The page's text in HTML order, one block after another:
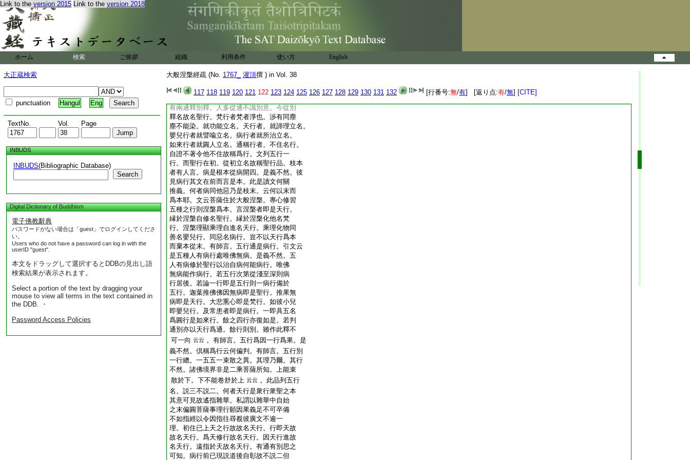
Link to the version 2015 Link to the version 2018
ホーム 検索 ご挨拶 組織 利用条件 使い方 English
大正蔵検索
punctuation Hangul Eng
TextNo. Vol. Page
INBUDS
INBUDS(Bibliographic Database)
Search
Digital Dictionary of Buddhism
電子佛教辭典
パスワードがない場合は「guest」でログインしてくださ
い。
Users who do not have a password can log in with the
userID "guest".
本文をドラッグして選択するとDDBの見出し語
検索結果が表示されます。
Select a portion of the text by dragging your
mouse to view all terms in the text contained in
the DDB. ・
Password Access Policies
大般涅槃經疏 (No. 1767_ 灌頂撰 ) in Vol. 38
117 118 119 120 121 122 123 124 125 126 127 128 129 130 131 132 [行番号:無/有] [返り点:有/無] [CITE]
分布舍利。若取斯義善成次第。次釋名者。文
云聖者諸佛菩薩之所行故。故名聖行。此含
兩意。菩薩所行即次第行。諸佛所行即非次
第。乃是復有一行是如來行通稱聖行。其義
未顯今當別釋。何者聖名爲正菩薩所行前
淺後深。眞不知俗俗不知中。偏而非正但通
稱聖行未爲別意。若復有一行是如來行。一
行一切行。一智一切智。故知圓行名正名聖。
故上文云是大乘經名爲佛乘。如是佛乘最
勝最上圓根性人行於佛乘修如來行。法華
有兩通釋別釋。人多從通不識別意。今從別
釋名故名聖行。梵行者梵者淨也。渉有同塵
塵不能染。就功能立名。天行者。就諦理立名。
嬰兒行者就譬喩立名。病行者就所治立名。
如來行者就圓人立名。通稱行者。不住名行。
自證不著令他不住故稱爲行。文列五行一
行。而聖行在初。從初立名故稱聖行品。枝本
者有人言。病是根本從病開四。是義不然。彼
見病行其文在前而言是本。此是讀文何關
推義。何者病同他惡乃是枝末。云何以末而
爲本耶。文云菩薩住於大般涅槃。專心修習
五種之行則涅槃爲本。言涅槃者即是天行。
縁於涅槃自修名聖行。縁於涅槃化他名梵
行。涅槃理顯乘理自進名天行。乘理化物同
善名嬰兒行。同惡名病行。豈不以天行爲本
而棄本從末。有師言。五行通是病行。引文云
是五種人有病行處唯佛無病。是義不然。五
人有病修於聖行以治自病何能病行。唯佛
無病能作病行。若五行次第從淺至深則病
行居後。若論一行即是五行則一病行備於
五行。迦葉推佛佛因無病即是聖行。推果無
病即是天行。大悲熏心即是梵行。如彼小兒
即嬰兒行。及常患者即是病行。一即具五名
爲圓行是如來行。餘之四行亦復如是。若判
通別亦以天行爲通。餘行則別。雖作此釋不
可一向 云云 。有師言。五行爲因一行爲果。是
義不然。倶稱爲行云何偏判。有師言。五行別
一行總。一五五一束散之異。其理乃爾。其行
不然。諸佛境界非是二乘菩薩所知。上能束
散於下。下不能卷舒於上 云云 。此品列五行
名。説三不説二。何者天行是衆行衆聖之本
其意可見故遙指雜華。私謂以雜華中自始
之末偏圓菩薩事理行願因果義足不可卒備
不如指經以令因指往尋覩彼廣文不逾一
理。初住已上天之行故故名天行。行即天故
故名天行。爲天修行故名天行。因天行進故
名天行。遠指於天故名天行。有通有別思之
可知。病行前已現説道後自彰故不説二但